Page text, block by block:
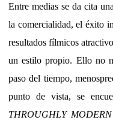
Entre medias se da cita
la comercialidad, el éxito
resultados fílmicos
un estilo propio. Ello no
paso del tiempo,
punto de vista, se
THROUGHLY